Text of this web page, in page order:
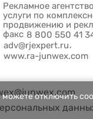
Рекламное
услуги по
продвижению и
факс 8 800 550 41
adv@rjexpert.ru,
www.ra-junwex.com
отключить